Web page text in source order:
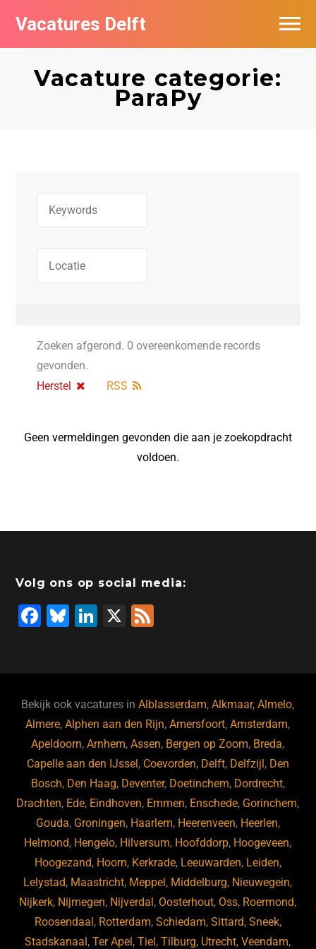
Vacatures Delft
Vacature categorie:
ParaPy
Zoeken afgerond. 0 overeenkomende records
gevonden.
Herstel
RSS
Geen vermeldingen gevonden die aan je zoekopdracht
voldoen.
Volg ons op social media:
F
b
o
o
k
Bl
ky
Li
dI
n
X
Bekijk ook vacatures inAlblasserdam,Alkmaar,Almelo,
Almere,Alphen aan den Rijn,Amersfoort,Amsterdam,
Apeldoorn,Arnhem,Assen, Bergen op Zoom, Breda,
Capelle aan den IJssel , Coevorden, Delft, Delfzijl , Den
Bosch, Den Haag, Deventer, Doetinchem, Dordrecht,
Drachten, Ede, Eindhoven, Emmen, Enschede, Gorinchem,
Gouda, Groningen, Haarlem, Heerenveen, Heerlen,
Helmond, Hengelo, Hilversum, Hoofddorp, Hoogeveen,
Hoogezand, Hoorn, Kerkrade, Leeuwarden, Leiden,
Lelystad, Maastricht, Meppel , Middelburg, Nieuwegein,
Nijkerk, Nijmegen, Nijverdal , Oosterhout, Oss, Roermond,
Roosendaal , Rotterdam, Schiedam, Sittard, Sneek,
Stadskanaal ,Ter Apel ,Tiel ,Tilburg, Utrecht,Veendam,
Vacatures per bedrijf in Delft